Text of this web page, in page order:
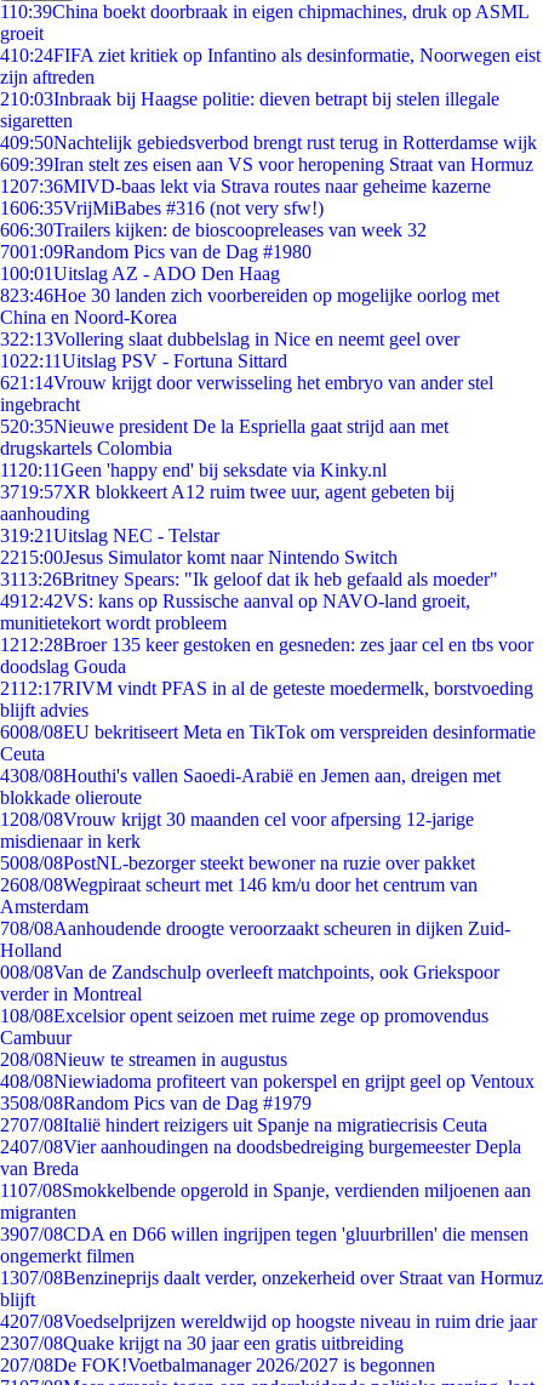
110:39China boekt doorbraak in eigen chipmachines, druk op ASML
groeit
410:24FIFA ziet kritiek op Infantino als desinformatie, Noorwegen eist
zijn aftreden
210:03Inbraak bij Haagse politie: dieven betrapt bij stelen illegale
sigaretten
409:50Nachtelijk gebiedsverbod brengt rust terug in Rotterdamse wijk
609:39Iran stelt zes eisen aan VS voor heropening Straat van Hormuz
1207:36MIVD-baas lekt via Strava routes naar geheime kazerne
1606:35VrijMiBabes #316 (not very sfw!)
606:30Trailers kijken: de bioscoopreleases van week 32
7001:09Random Pics van de Dag #1980
100:01Uitslag AZ - ADO Den Haag
823:46Hoe 30 landen zich voorbereiden op mogelijke oorlog met
China en Noord-Korea
322:13Vollering slaat dubbelslag in Nice en neemt geel over
1022:11Uitslag PSV - Fortuna Sittard
621:14Vrouw krijgt door verwisseling het embryo van ander stel
ingebracht
520:35Nieuwe president De la Espriella gaat strijd aan met
drugskartels Colombia
11 20:11Geen 'happy end' bij seksdate via Kinky.nl
3719:57XR blokkeert A12 ruim twee uur, agent gebeten bij
aanhouding
319:21Uitslag NEC - Telstar
2215:00Jesus Simulator komt naar Nintendo Switch
3113:26Britney Spears: "Ik geloof dat ik heb gefaald als moeder"
4912:42VS: kans op Russische aanval op NAVO-land groeit,
munitietekort wordt probleem
1212:28Broer 135 keer gestoken en gesneden: zes jaar cel en tbs voor
doodslag Gouda
2112:17RIVM vindt PFAS in al de geteste moedermelk, borstvoeding
blijft advies
6008/08EU bekritiseert Meta en TikTok om verspreiden desinformatie
Ceuta
4308/08Houthi's vallen Saoedi-Arabië en Jemen aan, dreigen met
blokkade olieroute
1208/08Vrouw krijgt 30 maanden cel voor afpersing 12-jarige
misdienaar in kerk
5008/08PostNL-bezorger steekt bewoner na ruzie over pakket
2608/08Wegpiraat scheurt met 146 km/u door het centrum van
Amsterdam
708/08Aanhoudende droogte veroorzaakt scheuren in dijken Zuid-
Holland
008/08Van de Zandschulp overleeft matchpoints, ook Griekspoor
verder in Montreal
108/08Excelsior opent seizoen met ruime zege op promovendus
Cambuur
208/08Nieuw te streamen in augustus
408/08Niewiadoma profiteert van pokerspel en grijpt geel op Ventoux
3508/08Random Pics van de Dag #1979
2707/08Italië hindert reizigers uit Spanje na migratiecrisis Ceuta
2407/08Vier aanhoudingen na doodsbedreiging burgemeester Depla
van Breda
1107/08Smokkelbende opgerold in Spanje, verdienden miljoenen aan
migranten
3907/08CDA en D66 willen ingrijpen tegen 'gluurbrillen' die mensen
ongemerkt filmen
1307/08Benzineprijs daalt verder, onzekerheid over Straat van Hormuz
blijft
4207/08Voedselprijzen wereldwijd op hoogste niveau in ruim drie jaar
2307/08Quake krijgt na 30 jaar een gratis uitbreiding
207/08De FOK!Voetbalmanager 2026/2027 is begonnen